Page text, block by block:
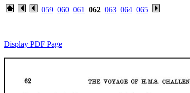
059 060 061 062 063 064 065
Display PDF Page